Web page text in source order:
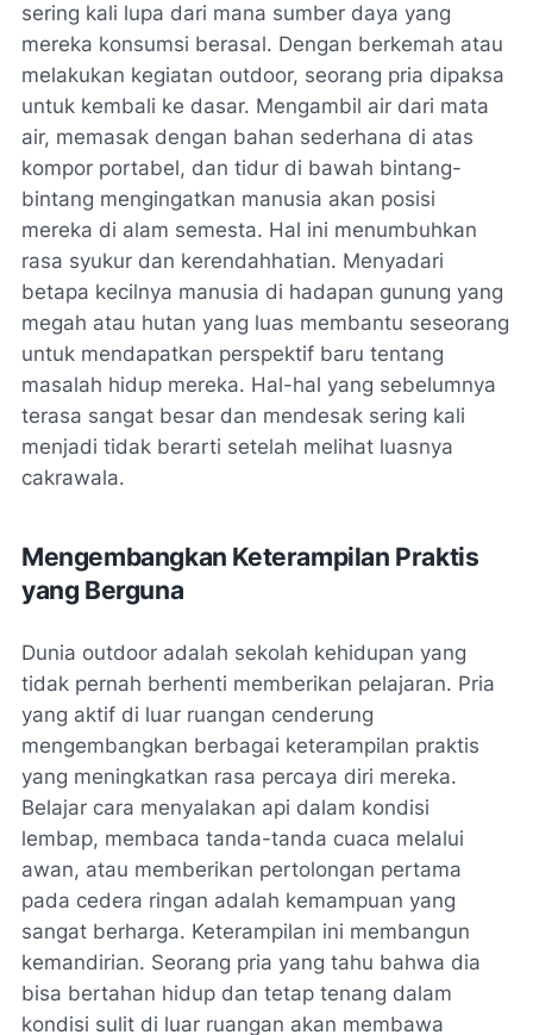
sering kali lupa dari mana sumber daya yang
mereka konsumsi berasal. Dengan berkemah atau
melakukan kegiatan outdoor, seorang pria dipaksa
untuk kembali ke dasar. Mengambil air dari mata
air, memasak dengan bahan sederhana di atas
kompor portabel, dan tidur di bawah bintang-
bintang mengingatkan manusia akan posisi
mereka di alam semesta. Hal ini menumbuhkan
rasa syukur dan kerendahhatian. Menyadari
betapa kecilnya manusia di hadapan gunung yang
megah atau hutan yang luas membantu seseorang
untuk mendapatkan perspektif baru tentang
masalah hidup mereka. Hal-hal yang sebelumnya
terasa sangat besar dan mendesak sering kali
menjadi tidak berarti setelah melihat luasnya
cakrawala.
Mengembangkan Keterampilan Praktis
yang Berguna
Dunia outdoor adalah sekolah kehidupan yang
tidak pernah berhenti memberikan pelajaran. Pria
yang aktif di luar ruangan cenderung
mengembangkan berbagai keterampilan praktis
yang meningkatkan rasa percaya diri mereka.
Belajar cara menyalakan api dalam kondisi
lembap, membaca tanda-tanda cuaca melalui
awan, atau memberikan pertolongan pertama
pada cedera ringan adalah kemampuan yang
sangat berharga. Keterampilan ini membangun
kemandirian. Seorang pria yang tahu bahwa dia
bisa bertahan hidup dan tetap tenang dalam
kondisi sulit di luar ruangan akan membawa